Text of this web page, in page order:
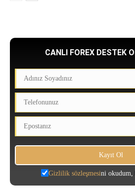
CANLI FOREX DESTEK
Gizlilik sözleşmesini okudum,